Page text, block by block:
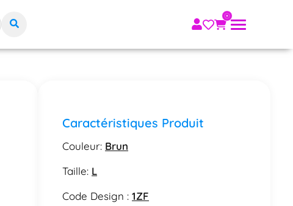
Caractéristiques Produit
Couleur: Brun
Taille: L
Code Design :1ZF